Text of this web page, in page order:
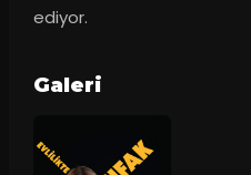
ediyor.
Galeri